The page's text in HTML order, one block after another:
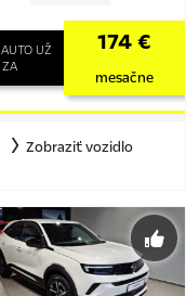
UŽ
ZA
174 €
mesačne
Zobraziť vozidlo